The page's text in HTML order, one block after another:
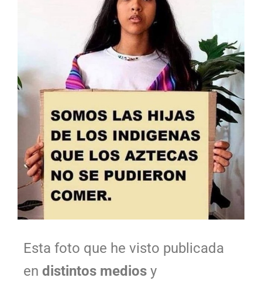
Esta foto que he visto publicada
en distintos medios y